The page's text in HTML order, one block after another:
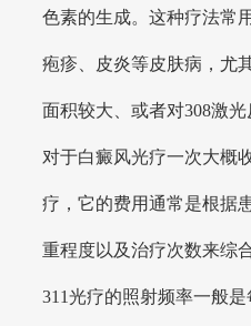
色素的生成。这种疗法常
疱疹、皮炎等皮肤病，尤
面积较大、或者对308激光
对于白癜风光疗一次大概
疗，它的费用通常是根据
重程度以及治疗次数来综
311光疗的照射频率一般